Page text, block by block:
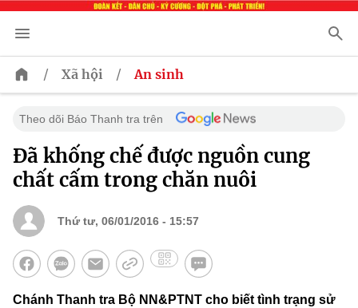
/ Xã hội / An sinh
Theo dõi Báo Thanh tra trên
Đã khống chế được nguồn cung
chất cấm trong chăn nuôi
Thứ tư, 06/01/2016 - 15:57
Chánh Thanh tra Bộ NN&PTNT cho biết tình trạng sử